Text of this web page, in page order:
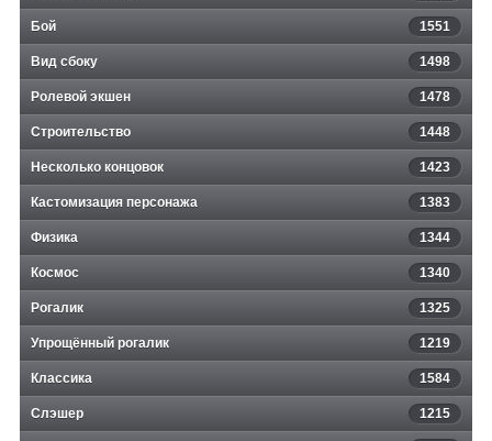
Бой 1551
Вид сбоку 1498
Ролевой экшен 1478
Строительство 1448
Несколько концовок 1423
Кастомизация персонажа 1383
Физика 1344
Космос 1340
Рогалик 1325
Упрощённый рогалик 1219
Классика 1584
Слэшер 1215